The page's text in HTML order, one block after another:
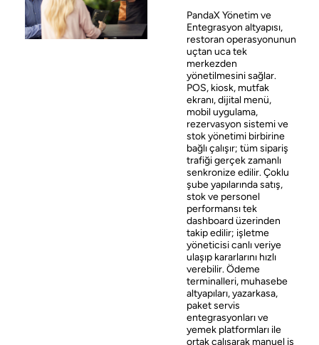
PandaX Yönetim ve
Entegrasyon altyapısı,
restoran operasyonunun
uçtan uca tek
merkezden
yönetilmesini sağlar.
POS, kiosk, mutfak
ekranı, dijital menü,
mobil uygulama,
rezervasyon sistemi ve
stok yönetimi birbirine
bağlı çalışır; tüm sipariş
trafiği gerçek zamanlı
senkronize edilir. Çoklu
şube yapılarında satış,
stok ve personel
performansı tek
dashboard üzerinden
takip edilir; işletme
yöneticisi canlı veriye
ulaşıp kararlarını hızlı
verebilir. Ödeme
terminalleri, muhasebe
altyapıları, yazarkasa,
paket servis
entegrasyonları ve
yemek platformları ile
ortak çalışarak manuel iş